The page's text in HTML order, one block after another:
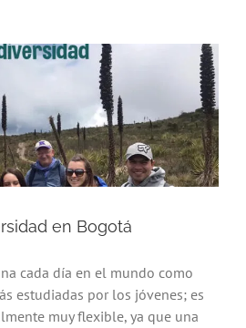
en Bogotá
cada día en el mundo como
estudiadas por los jóvenes; es
muy flexible, ya que una